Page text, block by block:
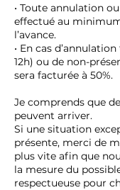
• Toute annulation
effectué au
l’avance.
• En cas
12h) ou de non-
sera facturée à 50%.
Je comprends que
peuvent arriver.
Si une situation
présente, merci de
plus vite afin que
la mesure du
respectueuse pour